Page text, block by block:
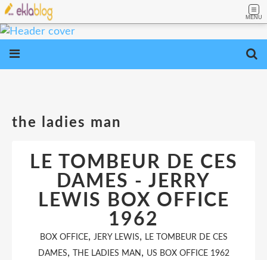
MENU
the ladies man
LE TOMBEUR DE CES
DAMES - JERRY
LEWIS BOX OFFICE
1962
BOX OFFICE, JERY LEWIS, LE TOMBEUR DE CES
DAMES, THE LADIES MAN , US BOX OFFICE 1962